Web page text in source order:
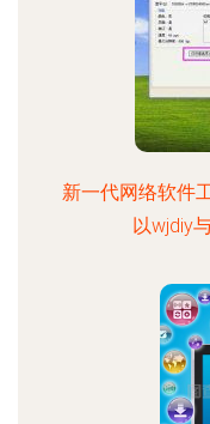
新一代网络软件
以wjdiy